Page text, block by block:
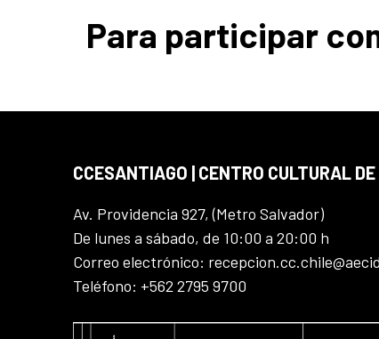
Para participar
CCESANTIAGO | CENTRO CULTURAL
Av. Providencia 927, (Metro Salvador)
De lunes a sábado, de 10:00 a 20:00 h
Correo electrónico:
Teléfono: +562 2795 9700